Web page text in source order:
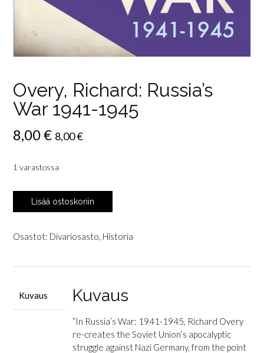
Overy, Richard: Russia’s
War 1941-1945
8,00€ 8,00€
1 varastossa
Overy,
Richard:
War
Lisää ostoskoriin
Osastot: Divariosasto, Historia
Kuvaus Kuvaus
”In Russia’s War: 1941-1945, Richard Overy
re-creates the Soviet Union’s apocalyptic
struggle against Nazi Germany, from the point